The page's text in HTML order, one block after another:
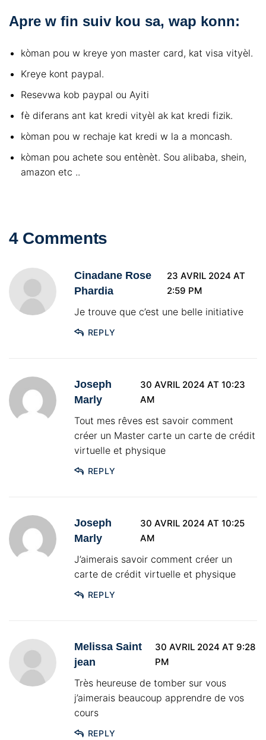
Apre w fin suiv kou sa, wap konn:
kòman pou w kreye yon master card, kat visa vityèl.
Kreye kont paypal.
Resevwa kob paypal ou Ayiti
fè diferans ant kat kredi vityèl ak kat kredi fizik.
kòman pou w rechaje kat kredi w la a moncash.
kòman pou achete sou entènèt. Sou alibaba, shein,
amazon etc ..
4 Comments
Cinadane Rose
Phardia
23 AVRIL 2024 AT
2:59 PM
Je trouve que c’est une belle initiative
REPLY
Joseph
Marly
30 AVRIL 2024 AT 10:23
AM
Tout mes rêves est savoir comment
créer un Master carte un carte de crédit
virtuelle et physique
REPLY
Joseph
Marly
30 AVRIL 2024 AT 10:25
AM
J’aimerais savoir comment créer un
carte de crédit virtuelle et physique
REPLY
Melissa Saint
jean
30 AVRIL 2024 AT 9:28
PM
Très heureuse de tomber sur vous
j’aimerais beaucoup apprendre de vos
cours
REPLY